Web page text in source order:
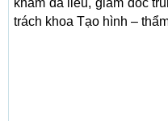
khám da liễu, giám đốc
trách khoa Tạo hình –